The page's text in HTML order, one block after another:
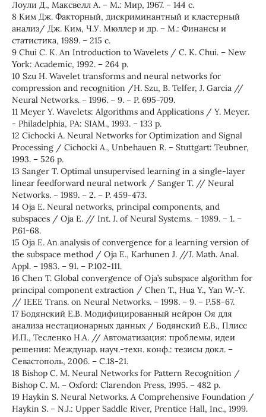
Лоули Д., Максвелл А. – М.: Мир, 1967. – 144 с.
8 Ким Дж. Факторный, дискриминантный и кластерный
анализ/ Дж. Ким, Ч.У. Мюллер и др. – М.: Финансы и
статистика, 1989. – 215 с.
9 Chui C. K. An Introduction to Wavelets / C. K. Chui. – New
York: Academic, 1992. – 264 p.
10 Szu H. Wavelet transforms and neural networks for
compression and recognition /H. Szu, B. Telfer, J. Garcia //
Neural Networks. – 1996. – 9. – P. 695-709.
11 Meyer Y. Wavelets: Algorithms and Applications / Y. Meyer.
- Philadelphia, PA: SIAM., 1993. – 133 p.
12 Cichocki A. Neural Networks for Optimization and Signal
Processing / Cichocki A., Unbehauen R. – Stuttgart: Teubner,
1993. – 526 p.
13 Sanger T. Optimal unsupervised learning in a single-layer
linear feedforward neural network / Sanger T. // Neural
Networks. – 1989. – 2. – P. 459-473.
14 Oja E. Neural networks, principal components, and
subspaces / Oja E. // Int. J. of Neural Systems. – 1989. – 1. –
P.61-68.
15 Oja E. An analysis of convergence for a learning version of
the subspace method / Oja E., Karhunen J. //J. Math. Anal.
Appl. – 1983. – 91. – P.102-111.
16 Chen T. Global convergence of Oja’s subspace algorithm for
principal component extraction / Chen T., Hua Y., Yan W.-Y.
// IEEE Trans. on Neural Networks. – 1998. – 9. – P.58-67.
17 Бодянский Е.В. Модифицированный нейрон Оя для
анализа нестационарных данных / Бодянский Е.В., Плисс
И.П., Тесленко Н.А. // Автоматизация: проблемы, идеи
решения: Междунар. науч.-техн. конф.: тезисы докл. –
Севастополь, 2006. – С.18-21.
18 Bishop C. M. Neural Networks for Pattern Recognition /
Bishop C. M. – Oxford: Clarendon Press, 1995. – 482 p.
19 Haykin S. Neural Networks. A Comprehensive Foundation /
Haykin S. – N.J.: Upper Saddle River, Prentice Hall, Inc., 1999.